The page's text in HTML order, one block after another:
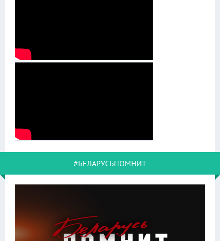
#БЕЛАРУСЬПОМНИТ